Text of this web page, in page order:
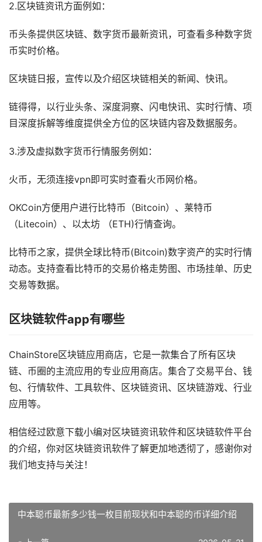
2.区块链资讯方面例如：
币头条提供区块链、数字货币最新资讯，可查看多种数字货
币实时价格。
区块链日报，宣传以及介绍区块链相关的新闻、快讯。
链得得，以行业头条、深度洞察、闪电快讯、实时行情、项
目深度拆解等维度提供全方位的区块链内容及数据服务。
3.涉及虚拟数字货币行情服务例如：
火币，无须连接vpn即可实时查看火币网价格。
OKCoin方便用户进行比特币（Bitcoin）、莱特币
（Litecoin）、以太坊 （ETH)行情查询。
比特币之家，提供全球比特币(Bitcoin)数字资产的实时行情
动态。支持查看比特币的交易价格走势图、市场挂单、历史
交易等数据。
区块链软件app有哪些
ChainStore区块链应用商店，它是一款集合了所有区块
链、币圈的主流应用的专业应用商店。集合了交易平台、钱
包、行情软件、工具软件、区块链资讯、区块链游戏、行业
应用等。
相信经过欧意下载小编对区块链资讯软件和区块链软件平台
的介绍，你对区块链资讯软件了解更加地透彻了，感谢你对
我们地支持与关注！
中本聪币最新多少钱一枚目前现状和中本聪的币详细介绍